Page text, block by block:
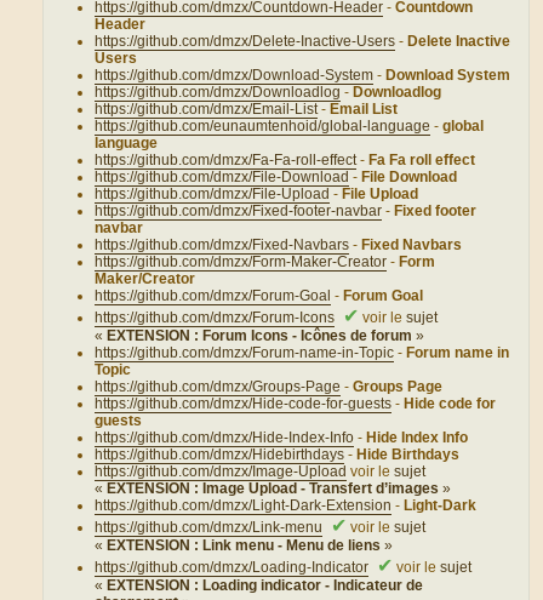
https://github.com/dmzx/Countdown-Header -Countdown
Header
https://github.com/dmzx/Delete-Inactive-Users -Delete Inactive
Users
https://github.com/dmzx/Download-System -Download System
https://github.com/dmzx/Downloadlog -Downloadlog
https://github.com/dmzx/Email-List -Email List
https://github.com/eunaumtenhoid/global-language -global
language
https://github.com/dmzx/Fa-Fa-roll-effect -Fa Fa roll effect
https://github.com/dmzx/File-Download -File Download
https://github.com/dmzx/File-Upload -File Upload
https://github.com/dmzx/Fixed-footer-navbar -Fixed footer
navbar
https://github.com/dmzx/Fixed-Navbars -Fixed Navbars
https://github.com/dmzx/Form-Maker-Creator -Form
Maker/Creator
https://github.com/dmzx/Forum-Goal -Forum Goal
https://github.com/dmzx/Forum-Icons
✔ voir lesujet
« EXTENSION : Forum Icons - Icônes de forum»
https://github.com/dmzx/Forum-name-in-Topic -Forum name in
Topic
https://github.com/dmzx/Groups-Page -Groups Page
https://github.com/dmzx/Hide-code-for-guests -Hide code for
guests
https://github.com/dmzx/Hide-Index-Info -Hide Index Info
https://github.com/dmzx/Hidebirthdays -Hide Birthdays
https://github.com/dmzx/Image-Upload voir lesujet
« EXTENSION : Image Upload - Transfert d’images»
https://github.com/dmzx/Light-Dark-Extension -Light-Dark
https://github.com/dmzx/Link-menu
✔ voir lesujet
« EXTENSION : Link menu - Menu de liens»
https://github.com/dmzx/Loading-Indicator
✔ voir lesujet
« EXTENSION : Loading indicator - Indicateur de